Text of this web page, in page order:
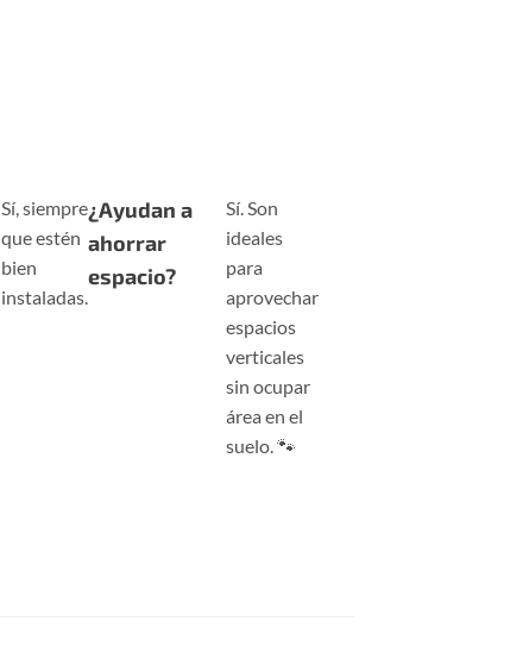
Sí, siempre
que estén
bien
instaladas.
¿Ayudan a
ahorrar
espacio?
Sí. Son
ideales
para
aprovechar
espacios
verticales
sin ocupar
área en el
suelo. 🐾